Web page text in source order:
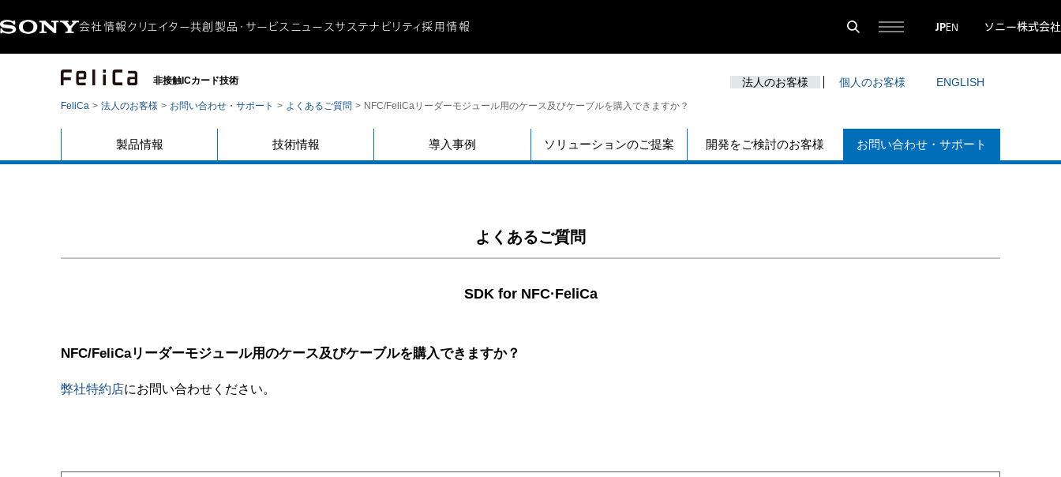
会社情報
CEOメッセージ
クリエイター共創 製品・サービス ニュース サステナビリティ採用情報 JPEN ソニー株式会社
非接触ICカード技術 法人のお客様 個人のお客様 ENGLISH
FeliCa 法人のお客様 お問い合わせ・サポート よくあるご質問 NFC/FeliCaリーダーモジュール用のケース及びケーブルを購入できますか？
製品情報 技術情報 導入事例 ソリューションのご提案 開発をご検討のお客様 お問い合わせ・サポート
よくあるご質問
SDK for NFC·FeliCa
NFC/FeliCaリーダーモジュール用のケース及びケーブルを購入できますか？
弊社特約店にお問い合わせください。